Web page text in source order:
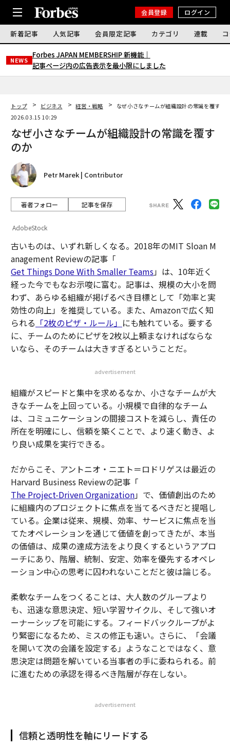
会員登録 ログイン
新着記事 人気記事 会員限定記事 カテゴリ 連載
NEWS
Forbes JAPAN MEMBERSHIP 新機能｜
記事ページ内の広告表示を最小限にしました
トップ ビジネス 経営・戦略
なぜ小さなチームが組織設計の常識を覆すの
2026.03.15 10:29
なぜ小さなチームが組織設計の常識を覆す
のか
Petr Marek | Contributor
著者フォロー 記事を保存
AdobeStock
古いものは、いずれ新しくなる。2018年のMIT Sloan M
anagement Reviewの記事「
Get Things Done With Smaller Teams」は、10年近く
経った今でもなお示唆に富む。記事は、規模の大小を問
わず、あらゆる組織が掲げるべき目標として「効率と実
効性の向上」を推奨している。また、Amazonで広く知
られる 「2枚のピザ・ルール」 にも触れている。要する
に、チームのためにピザを2枚以上頼まなければならな
いなら、そのチームは大きすぎるということだ。
advertisement
組織がスピードと集中を求めるなか、小さなチームが大
きなチームを上回っている。小規模で自律的なチーム
は、コミュニケーションの間接コストを減らし、責任の
所在を明確にし、信頼を築くことで、より速く動き、よ
り良い成果を実行できる。
だからこそ、アントニオ・ニエト＝ロドリゲスは最近の
Harvard Business Reviewの記事「
The Project-Driven Organization」で、価値創出のため
に組織内のプロジェクトに焦点を当てるべきだと提唱し
ている。企業は従来、規模、効率、サービスに焦点を当
てたオペレーションを通じて価値を創ってきたが、本当
の価値は、成果の達成方法をより良くするというアプロ
ーチにあり、階層、統制、安定、効率を優先するオペレ
ーション中心の思考に囚われないことだと彼は論じる。
柔軟なチームをつくることは、大人数のグループより
も、迅速な意思決定、短い学習サイクル、そして強いオ
ーナーシップを可能にする。フィードバックループがよ
り緊密になるため、ミスの修正も速い。さらに、「会議
を開いて次の会議を設定する」ようなことではなく、意
思決定は問題を解いている当事者の手に委ねられる。前
に進むための承認を得るべき階層が存在しない。
advertisement
信頼と透明性を軸にリードする